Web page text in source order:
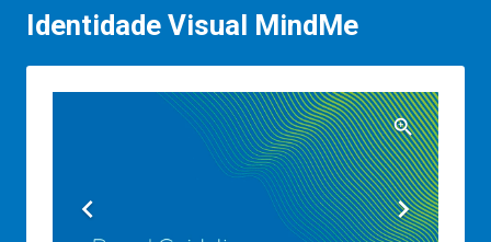
Identidade Visual MindMe